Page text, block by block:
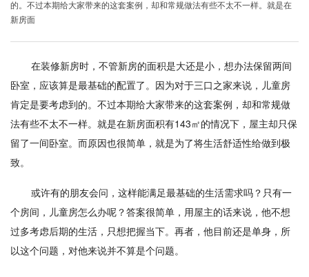
的。不过本期给大家带来的这套案例，却和常规做法有些不太不一样。就是在
新房面
在装修新房时，不管新房的面积是大还是小，想办法保留两间
卧室，应该算是最基础的配置了。因为对于三口之家来说，儿童房
肯定是要考虑到的。不过本期给大家带来的这套案例，却和常规做
法有些不太不一样。就是在新房面积有143㎡的情况下，屋主却只保
留了一间卧室。而原因也很简单，就是为了将生活舒适性给做到极
致。
或许有的朋友会问，这样能满足最基础的生活需求吗？只有一
个房间，儿童房怎么办呢？答案很简单，用屋主的话来说，他不想
过多考虑后期的生活，只想把握当下。再者，他目前还是单身，所
以这个问题，对他来说并不算是个问题。